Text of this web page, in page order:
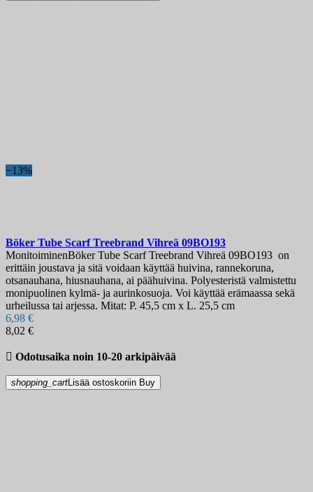
−13%
Böker Tube Scarf Treebrand Vihreä 09BO193
MonitoiminenBöker Tube Scarf Treebrand Vihreä 09BO193 on
erittäin joustava ja sitä voidaan käyttää huivina, rannekoruna,
otsanauhana, hiusnauhana, ai päähuivina. Polyesteristä valmistettu
monipuolinen kylmä- ja aurinkosuoja. Voi käyttää erämaassa sekä
urheilussa tai arjessa. Mitat: P. 45,5 cm x L. 25,5 cm
6,98 €
8,02 €
 Odotusaika noin 10-20 arkipäivää
shopping_cartLisää ostoskoriin Buy